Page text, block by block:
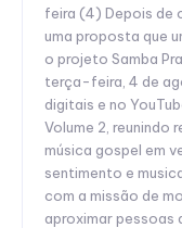
feira (4) Depois de
uma proposta que
o projeto Samba
terça-feira, 4 de
digitais e no
Volume 2, reunindo
música gospel em
sentimento e
com a missão de
aproximar pessoas